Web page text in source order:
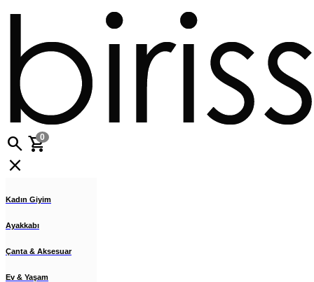
search shopping_cart
0
close
Kadın Giyim
Ayakkabı
Çanta & Aksesuar
Ev & Yaşam